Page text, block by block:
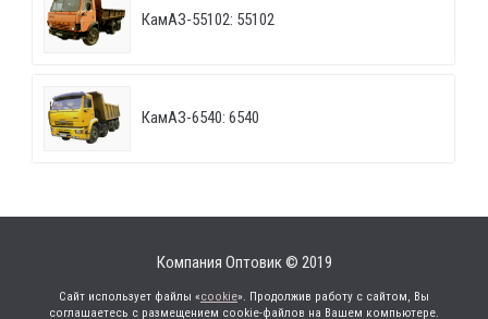
КамАЗ-55102: 55102
КамАЗ-6540: 6540
Компания Оптовик © 2019
Сайт использует файлы «cookie». Продолжив работу с сайтом, Вы
соглашаетесь с размещением cookie-файлов на Вашем компьютере.